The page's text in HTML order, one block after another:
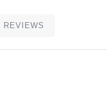
REVIEWS